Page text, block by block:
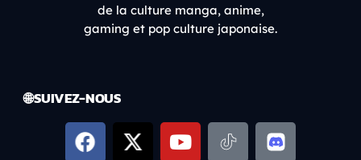
de la culture manga, anime,
gaming et pop culture japonaise.
🌐 SUIVEZ-NOUS